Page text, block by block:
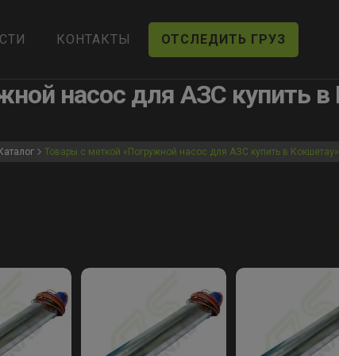
КОНТАКТЫ ОТСЛЕДИТЬ ГРУЗ
насос для АЗС купить в
Каталог Товары с меткой «Погружной насос для АЗС купить в Кокшетау»